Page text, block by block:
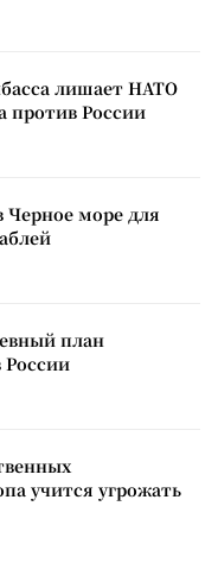
лишает НАТО
против России
Черное море для
план
России
учится угрожать